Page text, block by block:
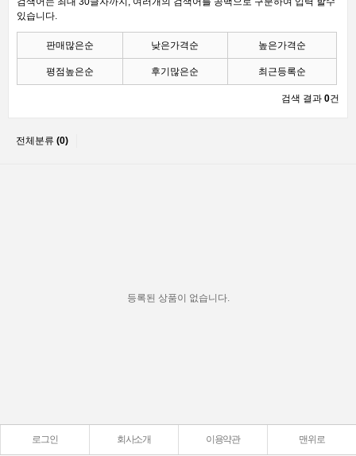
있습니다.
판매많은순 낮은가격순 높은가격순
평점높은순 후기많은순 최근등록순
검색 결과 0건
전체분류 (0)
등록된 상품이 없습니다.
로그인 회사소개 이용약관 맨위로